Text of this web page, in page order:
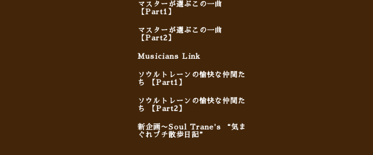
マスターが選ぶこの一曲
【Part1】
マスターが選ぶこの一曲
【Part2】
Musicians Link
ソウルトレーンの愉快な仲間た
ち 【Part1】
ソウルトレーンの愉快な仲間た
ち 【Part2】
新企画〜Soul Trane's “気ま
ぐれプチ散歩日記”